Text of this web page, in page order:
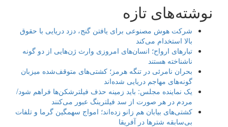
نوشته‌های تازه
شرکت هوش مصنوعی برای یافتن گنج، دزد دریایی با حقوق
بالا استخدام می‌کند
تبارهای ارواح؛ انسان‌های امروزی وارث ژن‌هایی از دو گونه
ناشناخته هستند
بحران نامرئی در تنگه هرمز؛ کشتی‌های متوقف‌شده میزبان
گونه‌های مهاجم دریایی شده‌اند
یک نماینده مجلس: باید زمینه حذف فیلترشکن‌ها فراهم شود/
مردم در هر صورت از سد فیلترینگ عبور می‌کنند
کشتی‌های بیابان هم زانو زده‌اند؛ امواج سهمگین گرما و تلفات
بی‌سابقه شترها در آفریقا